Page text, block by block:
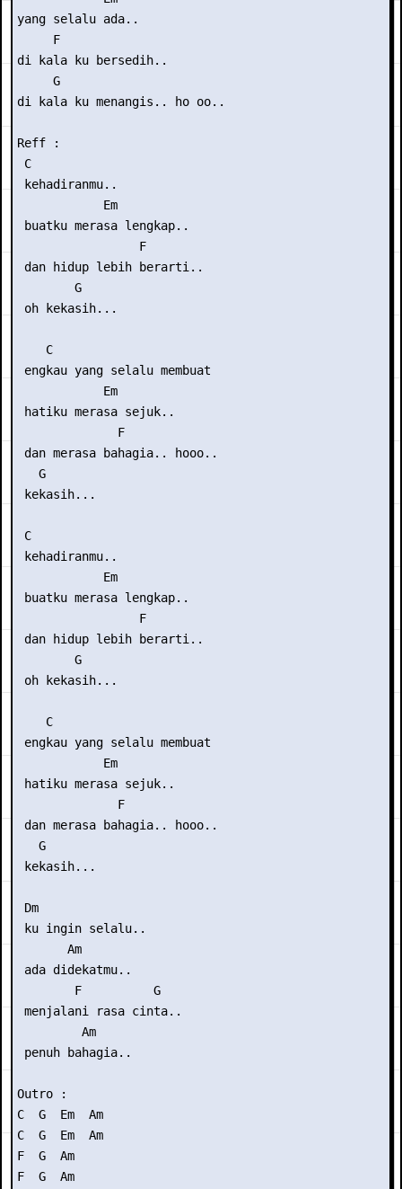
yang selalu ada..
     F
di kala ku bersedih..
     G
di kala ku menangis.. ho oo..
Reff :
C
kehadiranmu..
            Em
buatku merasa lengkap..
                 F
dan hidup lebih berarti..
        G
oh kekasih...
    C
engkau yang selalu membuat
            Em
hatiku merasa sejuk..
              F
dan merasa bahagia.. hooo..
   G
kekasih...
C
kehadiranmu..
            Em
buatku merasa lengkap..
                 F
dan hidup lebih berarti..
        G
oh kekasih...
    C
engkau yang selalu membuat
            Em
hatiku merasa sejuk..
              F
dan merasa bahagia.. hooo..
   G
kekasih...
Dm
ku ingin selalu..
       Am
ada didekatmu..
        F          G
menjalani rasa cinta..
         Am
penuh bahagia..
Outro :
C  G  Em  Am
C  G  Em  Am
F  G  Am
F  G  Am